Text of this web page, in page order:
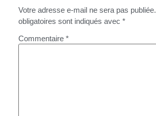
Votre adresse e-mail ne sera pas publiée.
obligatoires sont indiqués avec *
Commentaire *